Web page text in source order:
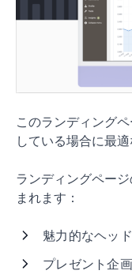
このランディング
している場合に最適
ランディングペー
まれます：
魅力的なヘッ
プレゼント企